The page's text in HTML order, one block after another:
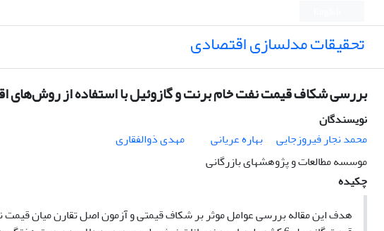
تحقیقات مدلسازی اقتصادی
بررسی شکاف قیمت نفت خام برنت و گازوئیل با استفاده ‌از
نویسندگان
محمد نجار فیروزجایی
بهاره عریانی
مهدی ذوالفقاری
موسسه مطالعات و پژوهشهای بازرگانی
چکیده
هدف این مقاله بررسی عوامل موثر بر شکاف قیمتی و آزمون اصل تقارن میان